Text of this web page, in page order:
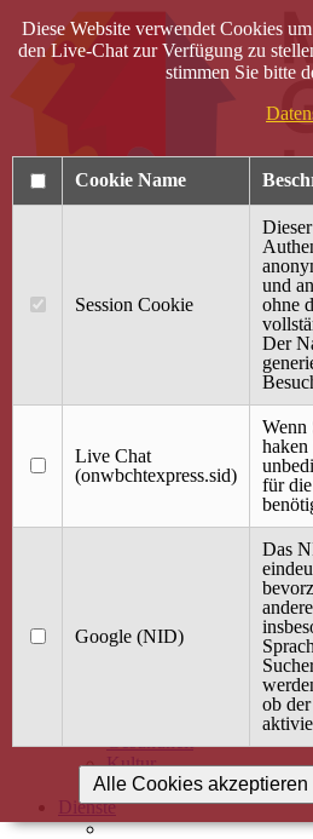
40 Jahre Mütterzentrum
Terminkalender
Gemeinsam aktiv
Gemeinsam unterwegs
wirFAIRändern
Angebot / Kurs suchen
Babybauch & Elternschaft
Gesundheit
Kultur
Alle Kurse
Dienste
Diese Website verwendet Cookies
den Live-Chat zur Verfügung zu
stimmen Sie bitte
Cookie Name
Session Cookie
und
ohne
Der
Live Chat
(onwbchtexpress.sid)
Wenn
haken
für
Google (NID)
Das
ob
Alle Cookies akzeptieren